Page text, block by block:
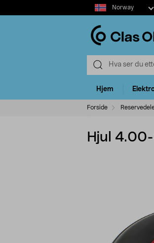
Select
market
Norway
Hjem
Forside
Hjul